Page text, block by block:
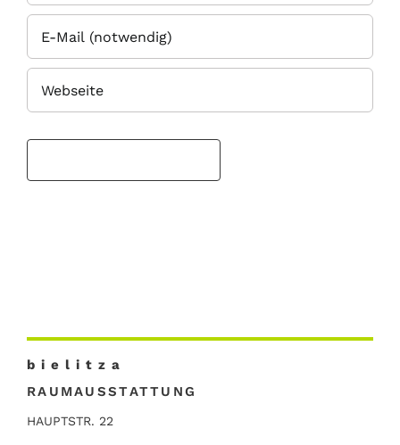
b i e l i t z a
RAUMAUSSTATTUNG
HAUPTSTR. 22